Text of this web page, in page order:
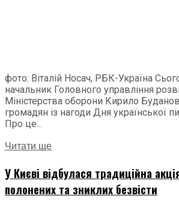
фото: Віталій Носач, РБК-Україна
начальник Головного управління
Міністерства оборони Кирило
громадян із нагоди Дня української
Про це...
Читати ще
У Києві відбулася традиційна
полонених та зниклих безвісти